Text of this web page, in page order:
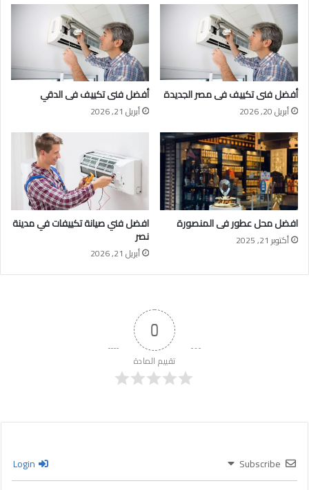
أفضل فنى تكييف فى مصر الجديدة
أبريل 20, 2026
أفضل فنى تكييف فى الدقي
أبريل 21, 2026
افضل محل عطور فى المنصورة
أكتوبر 21, 2025
افضل فني صيانة تكييفات في مدينة
نصر
أبريل 21, 2026
0
تقييم المادة
Subscribe